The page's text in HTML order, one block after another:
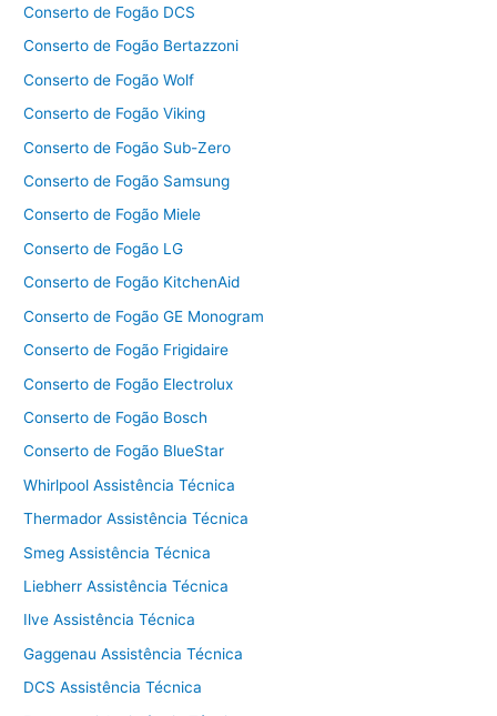
Conserto de Fogão DCS
Conserto de Fogão Bertazzoni
Conserto de Fogão Wolf
Conserto de Fogão Viking
Conserto de Fogão Sub-Zero
Conserto de Fogão Samsung
Conserto de Fogão Miele
Conserto de Fogão LG
Conserto de Fogão KitchenAid
Conserto de Fogão GE Monogram
Conserto de Fogão Frigidaire
Conserto de Fogão Electrolux
Conserto de Fogão Bosch
Conserto de Fogão BlueStar
Whirlpool Assistência Técnica
Thermador Assistência Técnica
Smeg Assistência Técnica
Liebherr Assistência Técnica
Ilve Assistência Técnica
Gaggenau Assistência Técnica
DCS Assistência Técnica